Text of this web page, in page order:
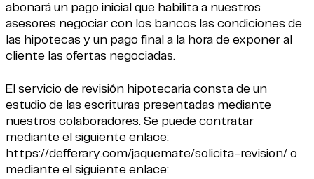
abonará un pago inicial que habilita a nuestros
asesores negociar con los bancos las condiciones de
las hipotecas y un pago final a la hora de exponer al
cliente las ofertas negociadas.
El servicio de revisión hipotecaria consta de un
estudio de las escrituras presentadas mediante
nuestros colaboradores. Se puede contratar
mediante el siguiente enlace:
https://defferary.com/jaquemate/solicita-revision/ o
mediante el siguiente enlace: